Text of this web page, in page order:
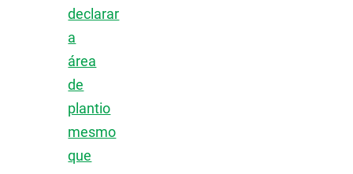
declarar
a
área
de
plantio
mesmo
que